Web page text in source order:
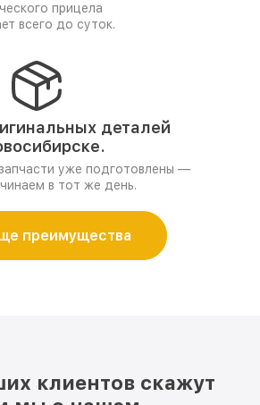
прицела
всего до суток.
деталей
уже подготовлены —
в тот же день.
преимущества
клиентов скажут